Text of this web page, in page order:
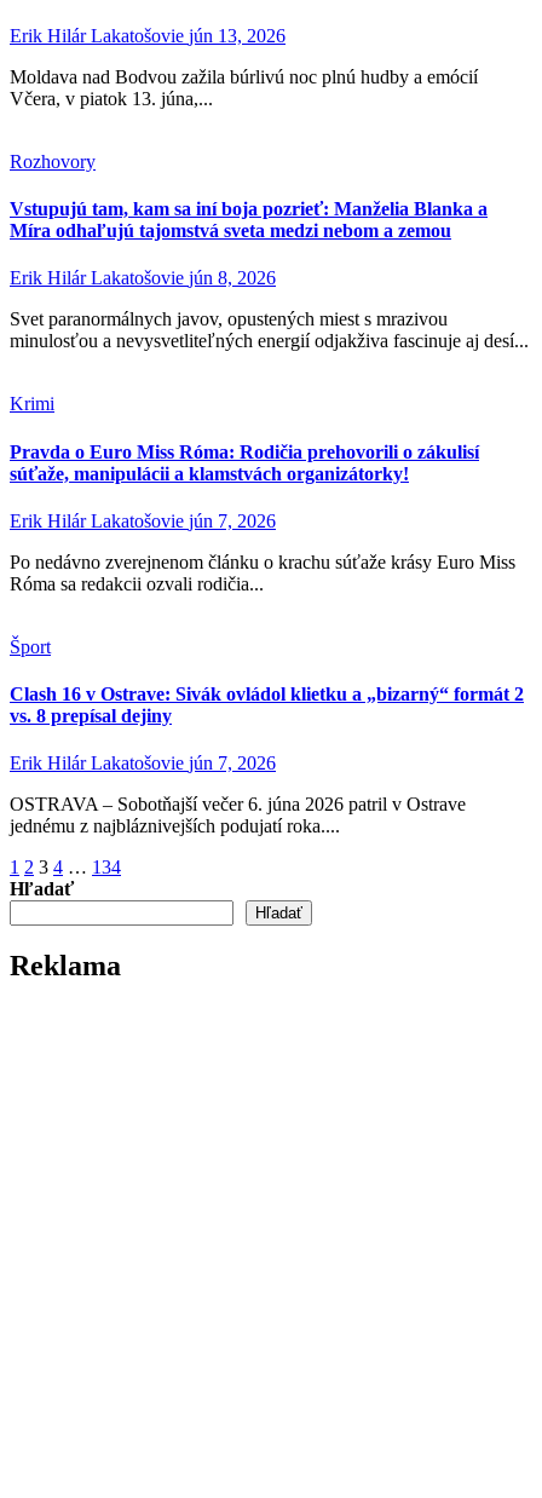
Erik Hilár Lakatošovie jún 13, 2026
Moldava nad Bodvou zažila búrlivú noc plnú hudby a emócií
Včera, v piatok 13. júna,...
Rozhovory
Vstupujú tam, kam sa iní boja pozrieť: Manželia Blanka a
Míra odhaľujú tajomstvá sveta medzi nebom a zemou
Erik Hilár Lakatošovie jún 8, 2026
Svet paranormálnych javov, opustených miest s mrazivou
minulosťou a nevysvetliteľných energií odjakživa fascinuje aj desí...
Krimi
Pravda o Euro Miss Róma: Rodičia prehovorili o zákulisí
súťaže, manipulácii a klamstvách organizátorky!
Erik Hilár Lakatošovie jún 7, 2026
Po nedávno zverejnenom článku o krachu súťaže krásy Euro Miss
Róma sa redakcii ozvali rodičia...
Šport
Clash 16 v Ostrave: Sivák ovládol klietku a „bizarný“ formát 2
vs. 8 prepísal dejiny
Erik Hilár Lakatošovie jún 7, 2026
OSTRAVA – Sobotňajší večer 6. júna 2026 patril v Ostrave
jednému z najbláznivejších podujatí roka....
Stránkovanie
príspevkov
1 2 3 4 … 134
Hľadať
Hľadať
Reklama